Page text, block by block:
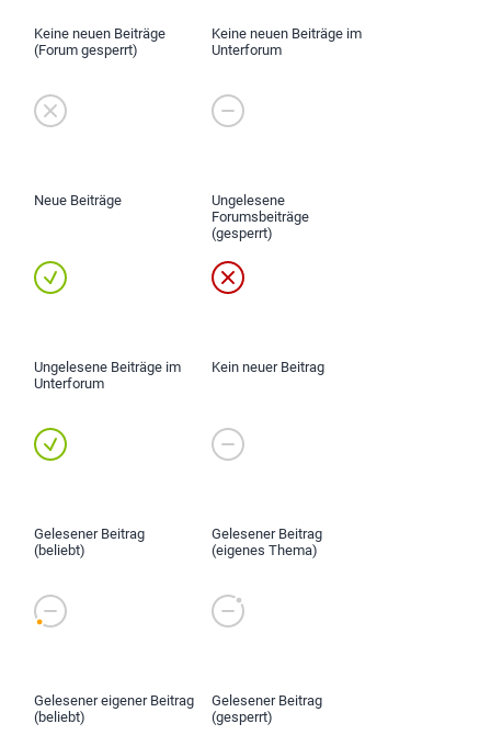
Keine neuen Beiträge
(Forum gesperrt)
Keine neuen Beiträge im
Unterforum
Neue Beiträge
Ungelesene
Forumsbeiträge
(gesperrt)
Ungelesene Beiträge im
Unterforum
Kein neuer Beitrag
Gelesener Beitrag
(beliebt)
Gelesener Beitrag
(eigenes Thema)
Gelesener eigener Beitrag
(beliebt)
Gelesener Beitrag
(gesperrt)